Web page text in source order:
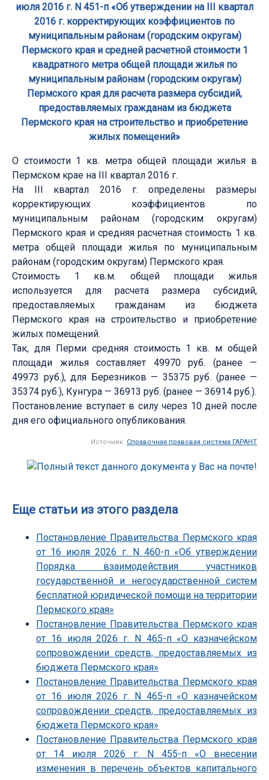
июля 2016 г. N 451-п «Об утверждении на III квартал
2016 г. корректирующих коэффициентов по
муниципальным районам (городским округам)
Пермского края и средней расчетной стоимости 1
квадратного метра общей площади жилья по
муниципальным районам (городским округам)
Пермского края для расчета размера субсидий,
предоставляемых гражданам из бюджета
Пермского края на строительство и приобретение
жилых помещений»
О стоимости 1 кв. метра общей площади жилья в
Пермском крае на III квартал 2016 г.
На III квартал 2016 г. определены размеры
корректирующих коэффициентов по
муниципальным районам (городским округам)
Пермского края и средняя расчетная стоимость 1 кв.
метра общей площади жилья по муниципальным
районам (городским округам) Пермского края.
Стоимость 1 кв.м. общей площади жилья
используется для расчета размера субсидий,
предоставляемых гражданам из бюджета
Пермского края на строительство и приобретение
жилых помещений.
Так, для Перми средняя стоимость 1 кв. м общей
площади жилья составляет 49970 руб. (ранее —
49973 руб.), для Березников — 35375 руб. (ранее —
35374 руб.), Кунгура — 36913 руб. (ранее — 36914 руб.).
Постановление вступает в силу через 10 дней после
дня его официального опубликования.
Источник: Справочная правовая система ГАРАНТ
Еще статьи из этого раздела
Постановление Правительства Пермского края
от 16 июля 2026 г. N 460-п «Об утверждении
Порядка взаимодействия участников
государственной и негосударственной систем
бесплатной юридической помощи на территории
Пермского края»
Постановление Правительства Пермского края
от 16 июля 2026 г. N 465-п «О казначейском
сопровождении средств, предоставляемых из
бюджета Пермского края»
Постановление Правительства Пермского края
от 16 июля 2026 г. N 465-п «О казначейском
сопровождении средств, предоставляемых из
бюджета Пермского края»
Постановление Правительства Пермского края
от 14 июля 2026 г. N 455-п «О внесении
изменения в перечень объектов капитального